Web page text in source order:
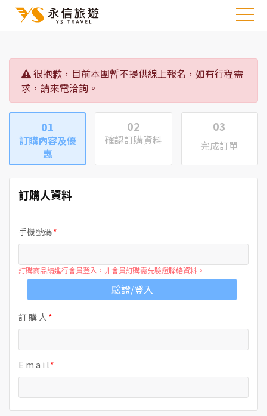
很抱歉，目前本團暫不提供線上報名，如有行程需
求，請來電洽詢。
01
訂購內容及優
惠
02
確認訂購資料
03
完成訂單
訂購人資料
手機號碼
訂購商品請進行會員登入，非會員訂購需先驗證聯絡資料。
驗證/登入
訂 購 人
E m a i l